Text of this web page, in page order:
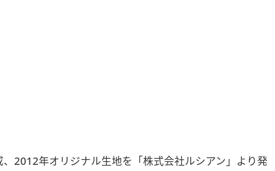
2012年オリジナル生地を「株式会社ルシアン」より発